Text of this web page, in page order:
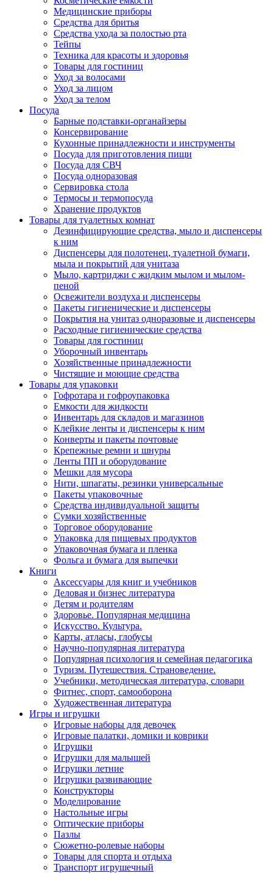
Медицинские приборы
Средства для бритья
Средства ухода за полостью рта
Тейпы
Техника для красоты и здоровья
Товары для гостиниц
Уход за волосами
Уход за лицом
Уход за телом
Посуда
Барные подставки-органайзеры
Консервирование
Кухонные принадлежности и инструменты
Посуда для приготовления пищи
Посуда для СВЧ
Посуда одноразовая
Сервировка стола
Термосы и термопосуда
Хранение продуктов
Товары для туалетных комнат
Дезинфицирующие средства, мыло и диспенсеры
к ним
Диспенсеры для полотенец, туалетной бумаги,
мыла и покрытий для унитаза
Мыло, картриджи с жидким мылом и мылом-
пеной
Освежители воздуха и диспенсеры
Пакеты гигиенические и диспенсеры
Покрытия на унитаз одноразовые и диспенсеры
Расходные гигиенические средства
Товары для гостиниц
Уборочный инвентарь
Хозяйственные принадлежности
Чистящие и моющие средства
Товары для упаковки
Гофротара и гофроупаковка
Емкости для жидкости
Инвентарь для складов и магазинов
Клейкие ленты и диспенсеры к ним
Конверты и пакеты почтовые
Крепежные ремни и шнуры
Ленты ПП и оборудование
Мешки для мусора
Нити, шпагаты, резинки универсальные
Пакеты упаковочные
Средства индивидуальной защиты
Сумки хозяйственные
Торговое оборудование
Упаковка для пищевых продуктов
Упаковочная бумага и пленка
Фольга и бумага для выпечки
Книги
Аксессуары для книг и учебников
Деловая и бизнес литература
Детям и родителям
Здоровье. Популярная медицина
Искусство. Культура.
Карты, атласы, глобусы
Научно-популярная литература
Популярная психология и семейная педагогика
Туризм. Путешествия. Страноведение.
Учебники, методическая литература, словари
Фитнес, спорт, самооборона
Художественная литература
Игры и игрушки
Игровые наборы для девочек
Игровые палатки, домики и коврики
Игрушки
Игрушки для малышей
Игрушки летние
Игрушки развивающие
Конструкторы
Моделирование
Настольные игры
Оптические приборы
Пазлы
Сюжетно-ролевые наборы
Товары для спорта и отдыха
Транспорт игрушечный